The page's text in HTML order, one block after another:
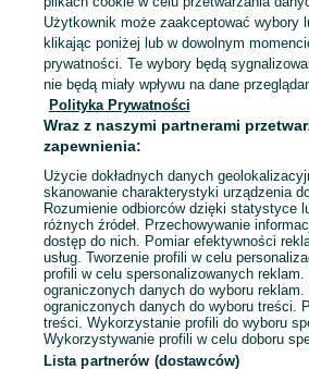
Mapa kategorii
Mapa miejscowości
Mapa ministron
Popularne wyszukiwania
Użytkownik może zaakceptować wybory
klikając poniżej lub w dowolnym
prywatności. Te wybory będą
nie będą miały wpływu na dane
Polityka Prywatności
Wraz z naszymi partnerami
zapewnienia:
Użycie dokładnych danych
skanowanie charakterystyki urządzenia
Rozumienie odbiorców dzięki statystyce
różnych źródeł. Przechowywanie
dostęp do nich. Pomiar efektywności
usług. Tworzenie profili w celu
profili w celu spersonalizowanych
ograniczonych danych do wyboru
ograniczonych danych do wyboru treści.
treści. Wykorzystanie profili do wyboru
Wykorzystywanie profili w celu doboru
Lista partnerów (dostawców)